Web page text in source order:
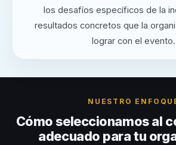
los desafíos específicos de la
resultados concretos que la
lograr con el evento.
NUESTRO
Cómo seleccionamos al
adecuado para tu